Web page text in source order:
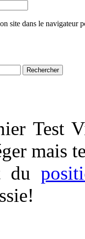
site dans le navigateur
Test
mais
du